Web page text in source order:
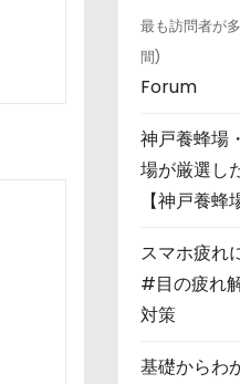
最も訪問者が
間)
Forum
神戸養蜂場
場が厳選し
【神戸養蜂
スマホ疲れ
#目の疲れ
対策
基礎からわ